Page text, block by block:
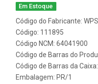
Em Estoque
Código do Fabricante:
Código: 111895
Código NCM: 64041900
Código de Barras do
Código de Barras da
Embalagem: PR/1